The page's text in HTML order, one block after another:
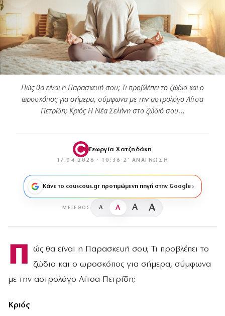
Πώς θα είναι η Παρασκευή σου; Τι προβλέπει το ζώδιο και ο
ωροσκόπος για σήμερα, σύμφωνα με την αστρολόγο Λίτσα
Πετρίδη; Κριός Η Νέα Σελήνη στο ζώδιό σου…
Γεωργία Χατζηδάκη
17.04.2026 · 10:36 · 2′ ΑΝΆΓΝΩΣΗ
Κάνε το couscous.gr προτιμώμενη πηγή στην Google
ΜΈΓΕΘΟΣ A A A A
Π
ώς θα είναι η Παρασκευή σου; Τι προβλέπει το
ζώδιο και ο ωροσκόπος για σήμερα, σύμφωνα
με την αστρολόγο Λίτσα Πετρίδη;
Κριός